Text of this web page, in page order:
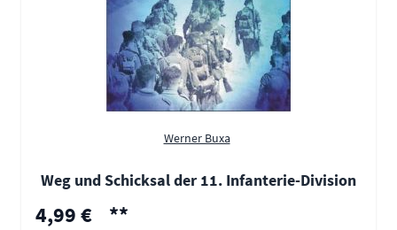
Werner Buxa
Weg und Schicksal der 11. Infanterie-Division
Sonderpreis
4,99 € **